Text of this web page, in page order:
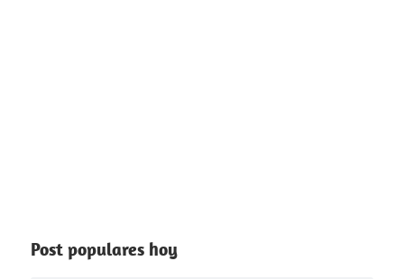
Post populares hoy